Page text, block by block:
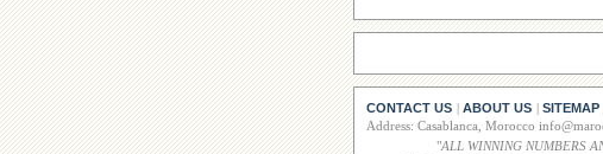
CONTACT US ABOUT US SITEMAP
Address: Casablanca, Morocco
"ALL WINNING NUMBERS